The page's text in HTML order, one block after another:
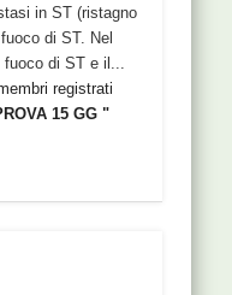
in ST (ristagno
di ST. Nel
di ST e il...
registrati
15 GG "